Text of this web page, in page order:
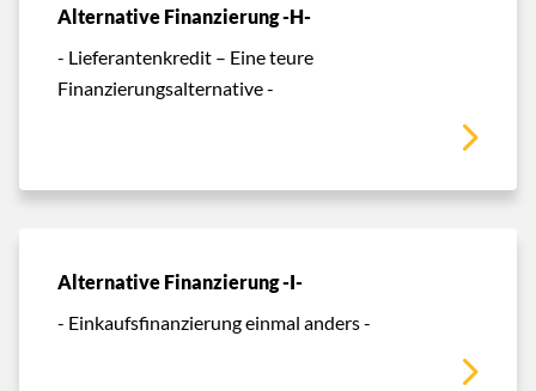
Alternative Finanzierung -H-
- Lieferantenkredit – Eine teure
Finanzierungsalternative -
Alternative Finanzierung -I-
- Einkaufsfinanzierung einmal anders -